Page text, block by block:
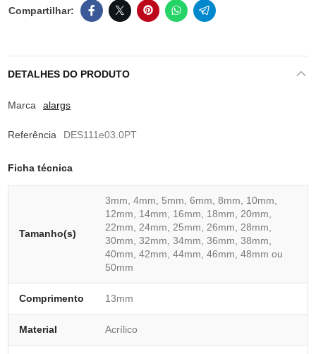
DETALHES DO PRODUTO
Marca alargs
Referência DES111e03.0PT
Ficha técnica
Tamanho(s)
3mm, 4mm, 5mm, 6mm, 8mm, 10mm,
12mm, 14mm, 16mm, 18mm, 20mm,
22mm, 24mm, 25mm, 26mm, 28mm,
30mm, 32mm, 34mm, 36mm, 38mm,
40mm, 42mm, 44mm, 46mm, 48mm ou
50mm
Comprimento 13mm
Material Acrílico